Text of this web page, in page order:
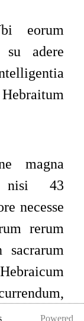
eorum
su adere
magna
nisi 43
necesse
rerum
tam
Powered